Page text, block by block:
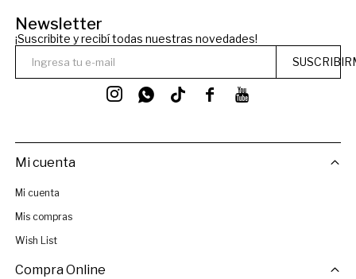
Newsletter
¡Suscribite y recibí todas nuestras novedades!
 
 
Mi cuenta
Mi cuenta
Mis compras
Wish List
Compra Online